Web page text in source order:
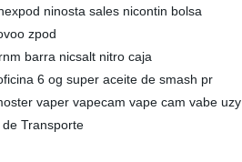
ninosta sales nicontin bolsa
zpod
barra nicsalt nitro caja
6 og super aceite de smash pr
vaper vapecam vape cam vabe uzy
de Transporte